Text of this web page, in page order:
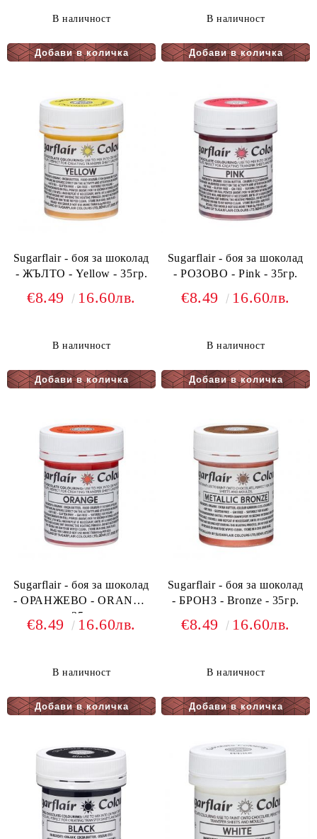
В наличност В наличност
Sugarflair - боя за шоколад
- ЖЪЛТО - Yellow - 35гр.
€8.49 16.60лв.
В наличност
Sugarflair - боя за шоколад
- РОЗОВО - Pink - 35гр.
€8.49 16.60лв.
В наличност
Sugarflair - боя за шоколад
- ОРАНЖЕВО - ORANGE
- 35гр.
€8.49 16.60лв.
В наличност
Sugarflair - боя за шоколад
- БРОНЗ - Bronze - 35гр.
€8.49 16.60лв.
В наличност